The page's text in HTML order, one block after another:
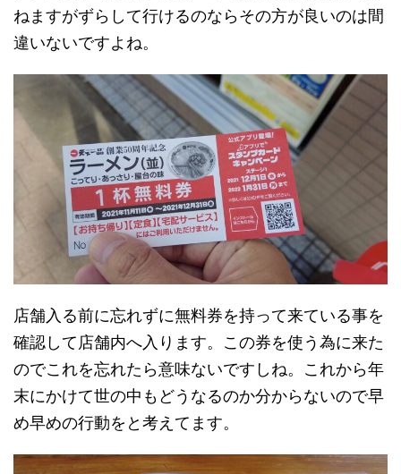
ねますがずらして行けるのならその方が良いのは間
違いないですよね。
店舗入る前に忘れずに無料券を持って来ている事を
確認して店舗内へ入ります。この券を使う為に来た
のでこれを忘れたら意味ないですしね。これから年
末にかけて世の中もどうなるのか分からないので早
め早めの行動をと考えてます。